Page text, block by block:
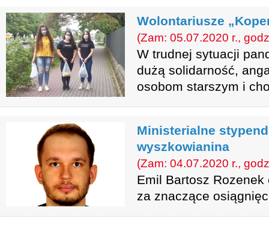
Wolontariusze
(Zam: 05.07.2020 r.,
W trudnej sytuacji
dużą solidarność,
osobom starszym i
Ministerialne
wyszkowianina
(Zam: 04.07.2020 r.,
Emil Bartosz Rozenek
za znaczące